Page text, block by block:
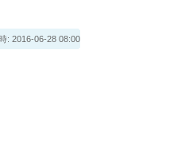
: 2016-06-28 08:00